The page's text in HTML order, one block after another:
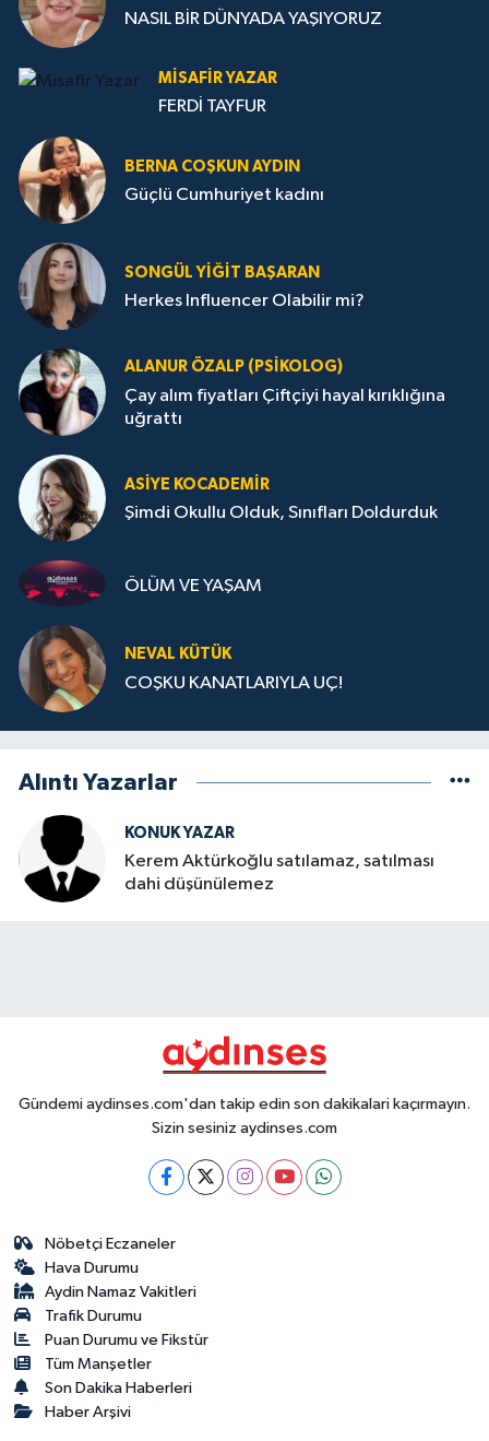
NASIL BİR DÜNYADA YAŞIYORUZ
MISAFIR YAZAR
FERDİ TAYFUR
BERNA COŞKUN AYDIN
Güçlü Cumhuriyet kadını
SONGÜL YIĞIT BAŞARAN
Herkes Influencer Olabilir mi?
ALANUR ÖZALP (PSIKOLOG)
Çay alım fiyatları Çiftçiyi hayal kırıklığına
uğrattı
ASIYE KOCADEMİR
Şimdi Okullu Olduk, Sınıfları Doldurduk
ÖLÜM VE YAŞAM
NEVAL KÜTÜK
COŞKU KANATLARIYLA UÇ!
Alıntı Yazarlar
KONUK YAZAR
Kerem Aktürkoğlu satılamaz, satılması
dahi düşünülemez
Gündemi aydinses.com'dan takip edin son dakikalari kaçırmayın.
Sizin sesiniz aydinses.com
Nöbetçi Eczaneler
Hava Durumu
Aydin Namaz Vakitleri
Trafik Durumu
Puan Durumu ve Fikstür
Tüm Manşetler
Son Dakika Haberleri
Haber Arşivi